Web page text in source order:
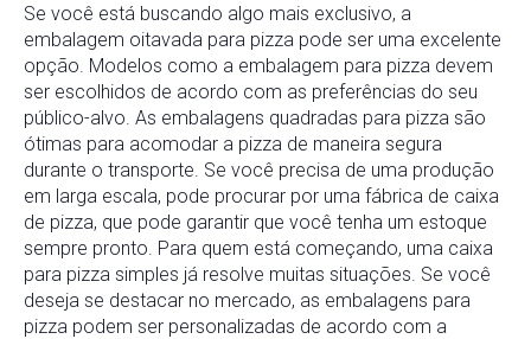
Se você está buscando algo mais exclusivo, a
embalagem oitavada para pizza pode ser uma excelente
opção. Modelos como a embalagem para pizza devem
ser escolhidos de acordo com as preferências do seu
público-alvo. As embalagens quadradas para pizza são
ótimas para acomodar a pizza de maneira segura
durante o transporte. Se você precisa de uma produção
em larga escala, pode procurar por uma fábrica de caixa
de pizza, que pode garantir que você tenha um estoque
sempre pronto. Para quem está começando, uma caixa
para pizza simples já resolve muitas situações. Se você
deseja se destacar no mercado, as embalagens para
pizza podem ser personalizadas de acordo com a